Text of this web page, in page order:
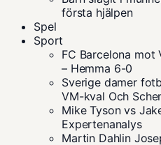
första hjälpen
Spel
Sport
FC Barcelona mot
– Hemma 6-0
Sverige damer
VM-kval Och
Mike Tyson vs
Expertenanalys
Martin Dahlin